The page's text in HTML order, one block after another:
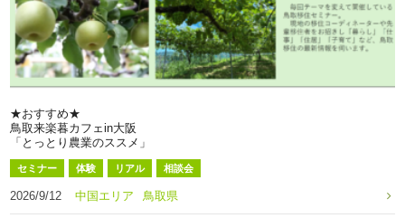
★おすすめ★
鳥取来楽暮カフェin大阪
「とっとり農業のススメ」
セミナー 体験 リアル 相談会
2026/9/12 中国エリア 鳥取県